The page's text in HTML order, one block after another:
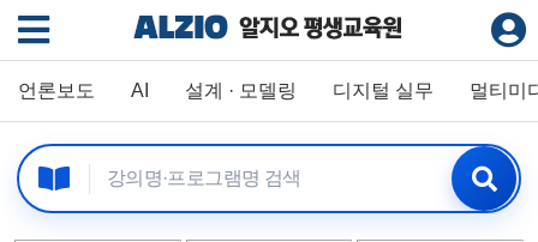
언론보도 AI 설계 · 모델링 디지털 실무 멀티미